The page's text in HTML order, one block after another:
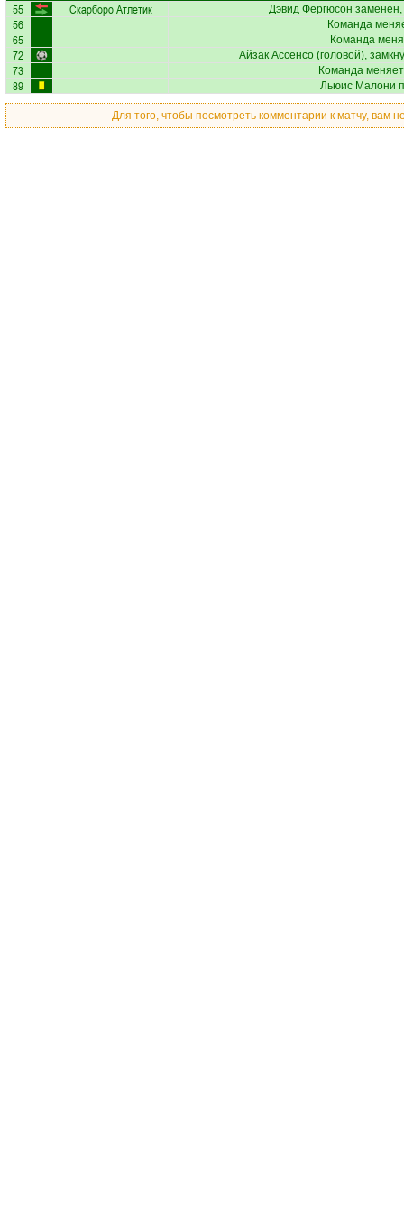
55 Скарборо Атлетик Дэвид Фергюсон
56 Команда
65 Команда
72 Айзак Ассенсо(головой),
73 Команда
89 Льюис Малони
Для того, чтобы посмотреть комментарии к матчу, вам